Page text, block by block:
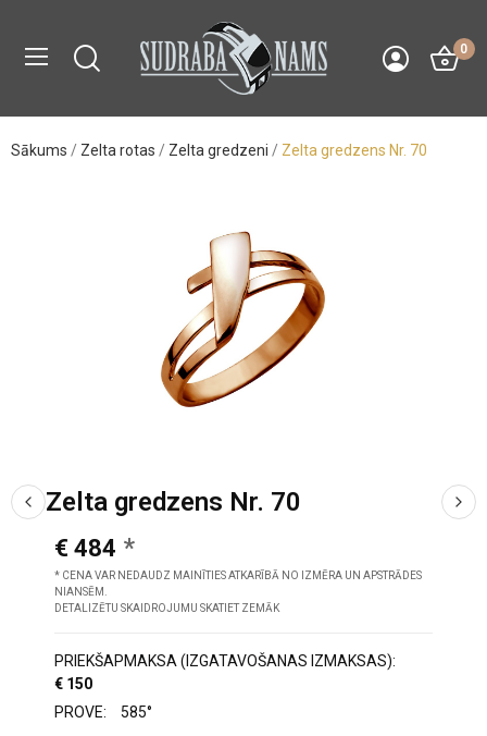
0
Sākums Zelta rotas Zelta gredzeni Zelta gredzens Nr. 70
Zelta gredzens Nr. 70
€ 484
* CENA VAR NEDAUDZ MAINĪTIES ATKARĪBĀ NO IZMĒRA UN APSTRĀDES
NIANSĒM.
DETALIZĒTU SKAIDROJUMU SKATIET ZEMĀK
PRIEKŠAPMAKSA (IZGATAVOŠANAS IZMAKSAS):
€ 150
PROVE:
585°